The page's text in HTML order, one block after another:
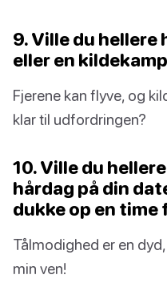
9. Ville du hellere
eller en
Fjerene kan flyve, og
klar til udfordringen?
10. Ville du
hårdag på din
dukke op en time
Tålmodighed er en
min ven!